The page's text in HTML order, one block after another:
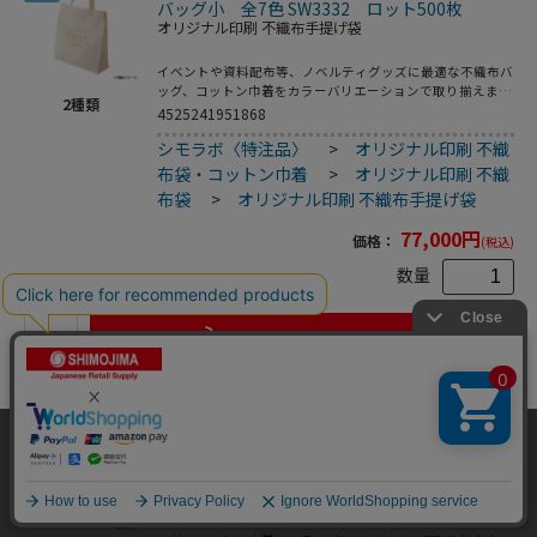
当サイトはクッキー（Cookie）を使用しています。Cookieの使用に同意いた
だける場合は「OK」をクリックしてください。
OK
2種類
バッグ小 全7色 SW3332 ロット500枚
オリジナル印刷 不織布手提げ袋
イベントや資料配布等、ノベルティグッズに最適な不織布バ
ッグ、コットン巾着をカラーバリエーションで取り揃えまし
た。片面シルク1色印刷、印刷領域は別途テンプレートでご
4525241951868
シモラボ〈特注品〉 > オリジナル印刷 不織
布袋・コットン巾着
> オリジナル印刷 不織
布袋
> オリジナル印刷 不織布手提げ袋
価格： 77,000円(税込)
数量
カートに入れる
35
【オリジナル印刷】不織布片面1色印刷 小判抜
イベントや資料配布等、ノベルティグッズに最適な不織布バ